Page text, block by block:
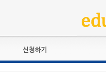
교육훈련